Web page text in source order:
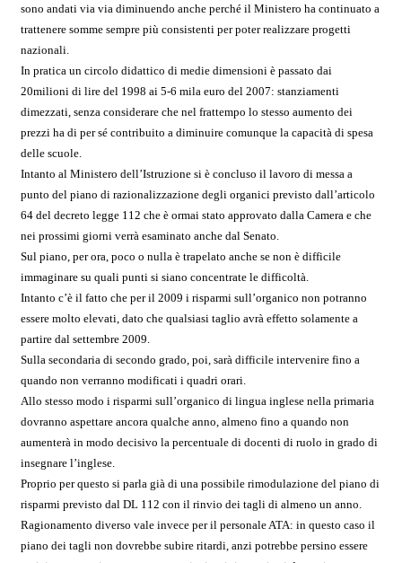
sono andati via via diminuendo anche perché il Ministero ha continuato a
trattenere somme sempre più consistenti per poter realizzare progetti
nazionali.
In pratica un circolo didattico di medie dimensioni è passato dai
20milioni di lire del 1998 ai 5-6 mila euro del 2007: stanziamenti
dimezzati, senza considerare che nel frattempo lo stesso aumento dei
prezzi ha di per sé contribuito a diminuire comunque la capacità di spesa
delle scuole.
Intanto al Ministero dell’Istruzione si è concluso il lavoro di messa a
punto del piano di razionalizzazione degli organici previsto dall’articolo
64 del decreto legge 112 che è ormai stato approvato dalla Camera e che
nei prossimi giorni verrà esaminato anche dal Senato.
Sul piano, per ora, poco o nulla è trapelato anche se non è difficile
immaginare su quali punti si siano concentrate le difficoltà.
Intanto c’è il fatto che per il 2009 i risparmi sull’organico non potranno
essere molto elevati, dato che qualsiasi taglio avrà effetto solamente a
partire dal settembre 2009.
Sulla secondaria di secondo grado, poi, sarà difficile intervenire fino a
quando non verranno modificati i quadri orari.
Allo stesso modo i risparmi sull’organico di lingua inglese nella primaria
dovranno aspettare ancora qualche anno, almeno fino a quando non
aumenterà in modo decisivo la percentuale di docenti di ruolo in grado di
insegnare l’inglese.
Proprio per questo si parla già di una possibile rimodulazione del piano di
risparmi previsto dal DL 112 con il rinvio dei tagli di almeno un anno.
Ragionamento diverso vale invece per il personale ATA: in questo caso il
piano dei tagli non dovrebbe subire ritardi, anzi potrebbe persino essere